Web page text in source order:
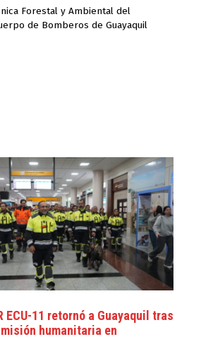
Forestal y Ambiental del
de Bomberos de Guayaquil
ECU-11 retornó a Guayaquil tras
humanitaria en